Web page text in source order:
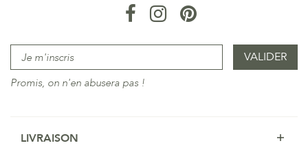
Promis, on n'en abusera pas !
LIVRAISON